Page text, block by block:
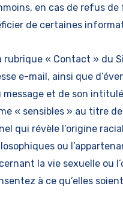
en cas de refus
de certaines
rubrique « Contact » du
e-mail, ainsi que
message et de son
« sensibles » au titre
qui révèle l’origine
ou
la vie sexuelle ou
à ce qu’elles